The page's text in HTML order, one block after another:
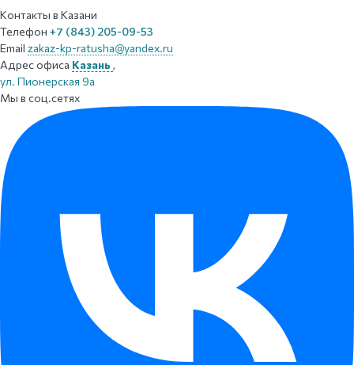
Контакты в Казани
Телефон +7 (843) 205-09-53
Email zakaz-kp-ratusha@yandex.ru
Адрес офиса Казань ,
ул. Пионерская 9а
Мы в соц.сетях